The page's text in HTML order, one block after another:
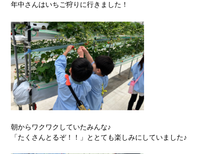
年中さんはいちご狩りに行きました！
朝からワクワクしていたみんな♪
「たくさんとるぞ！！」ととても楽しみにしていました♪